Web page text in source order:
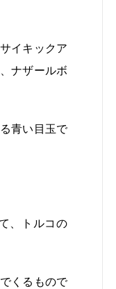
イキックア
ナザールボ
青い目玉で
、トルコの
くるもので